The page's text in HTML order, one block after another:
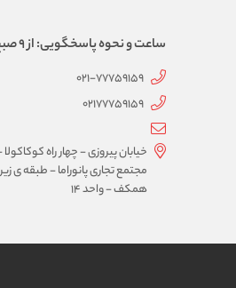
ساعت و نحوه پاسخگویی: از 9 صبح الی 21، پاسخگویی به صورت تماس تلفنی
021-77759159
02177759159
خیابان پیروزی - چهار راه
مجتمع تجاری پانوراما - طبقه ی زیر
همکف - واحد 14